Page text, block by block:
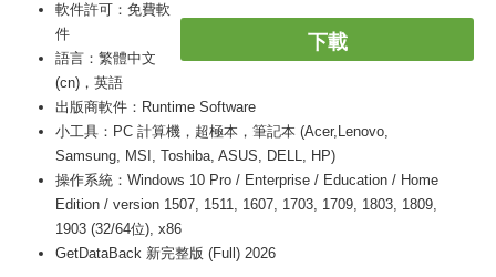
下載
軟件許可：免費軟
件
語言：繁體中文
(cn)，英語
出版商軟件：Runtime Software
小工具：PC 計算機，超極本，筆記本 (Acer,Lenovo,
Samsung, MSI, Toshiba, ASUS, DELL, HP)
操作系統：Windows 10 Pro / Enterprise / Education / Home
Edition / version 1507, 1511, 1607, 1703, 1709, 1803, 1809,
1903 (32/64位), x86
GetDataBack 新完整版 (Full) 2026